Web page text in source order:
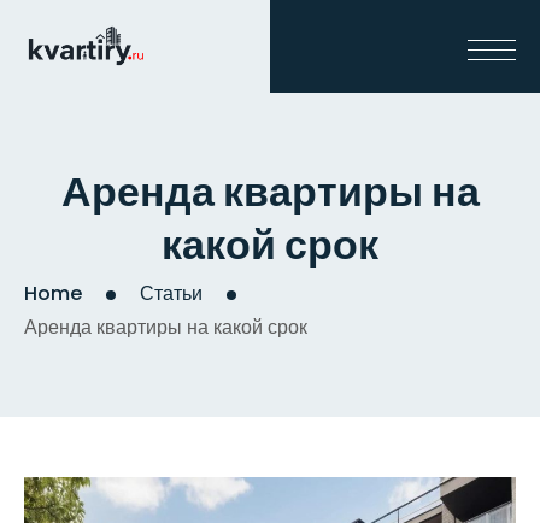
Аренда квартиры на
какой срок
Home
Статьи
Аренда квартиры на какой срок